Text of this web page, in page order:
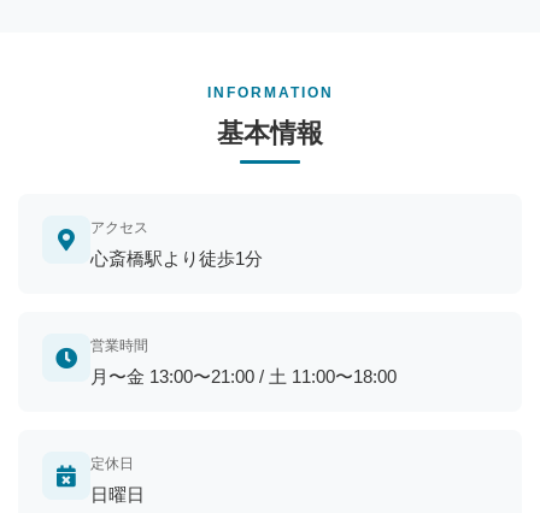
INFORMATION
基本情報
アクセス
心斎橋駅より徒歩1分
営業時間
月〜金 13:00〜21:00 / 土 11:00〜18:00
定休日
日曜日